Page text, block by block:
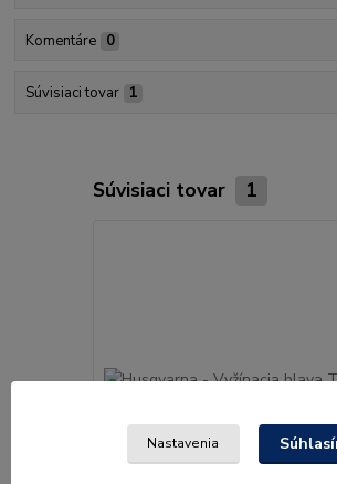
Komentáre 0
Súvisiaci tovar 1
Súvisiaci tovar 1
Nastavenia